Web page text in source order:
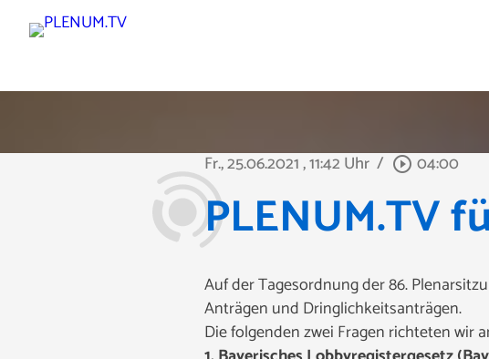
Fr., 25.06.2021, 11:42 Uhr / play_circle_outline 04:00
PLENUM.TV
Auf der Tagesordnung der 86.
Anträgen und Dringlichkeitsanträgen.
Die folgenden zwei Fragen richteten wir